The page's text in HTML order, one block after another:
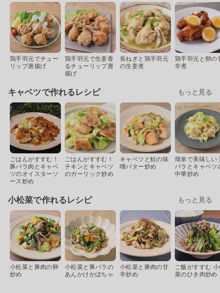
鶏手羽元でチュー
リップ唐揚げ
鶏手羽元で生姜香
るチューリップ唐
揚げ
長ねぎと鶏手羽元
の生姜煮
鶏手羽元と卵の
辛煮
キャベツで作れるレシピ もっと見る
ごはんがすすむ！
豚バラ肉とキャベ
ツのオイスターソ
ース炒め
ごはんがすすむ！
チキンとキャベツ
のガーリック炒め
キャベツと鮭の味
噌バター炒め
簡単で美味しい
バラとキャベツ
中華炒め
小松菜で作れるレシピ もっと見る
小松菜と豚肉の卵
炒め
小松菜と豚バラの
あんかけかぼちゃ
小松菜と豚肉の甘
辛炒め
ご飯がすすむ
菜のひき肉炒め